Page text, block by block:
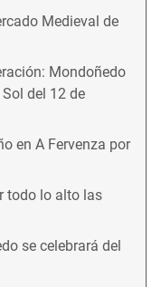
Medieval de
Mondoñedo
del 12 de
en A Fervenza por
todo lo alto las
se celebrará del